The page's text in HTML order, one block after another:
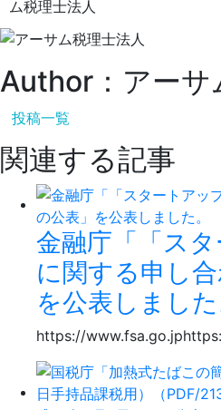
ム税理士法人
Author：アーサ
投稿一覧
関連する記事
金融庁「「ス
に関する申し合
を公表しました
https://